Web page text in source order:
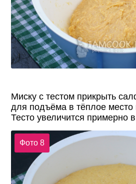
Миску с тестом прикрыть
для подъёма в тёплое место
Тесто увеличится примерно
Фото 8